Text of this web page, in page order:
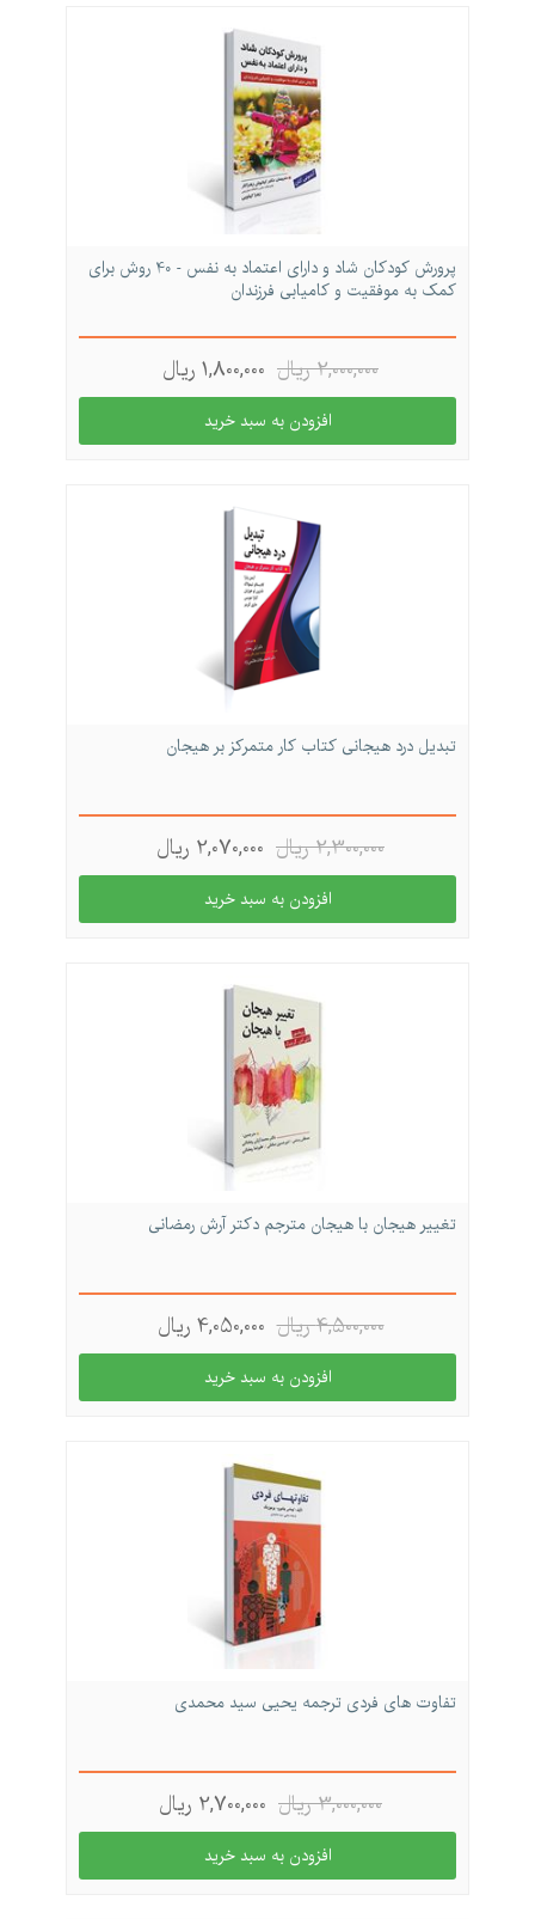
پرورش کودکان شاد و دارای اعتماد به نفس - 40 روش برای
کمک به موفقیت و کامیابی فرزندان
2,000,000 ريال 1,800,000 ريال
تبدیل درد هیجانی کتاب کار متمرکز بر هیجان
2,300,000 ريال 2,070,000 ريال
تغییر هیجان با هیجان مترجم دکتر آرش رمضانی
4,500,000 ريال 4,050,000 ريال
تفاوت های فردی ترجمه یحیی سید محمدی
3,000,000 ريال 2,700,000 ريال